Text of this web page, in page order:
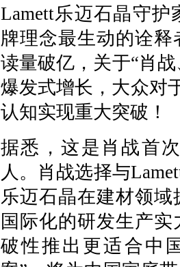
Lamett乐迈石晶守
牌理念最生动的诠
读量破亿，关于“肖
爆发式增长，大众对
认知实现重大突破！
据悉，这是肖战首
人。肖战选择与
乐迈石晶在建材领
国际化的研发生产
破性推出更适合中